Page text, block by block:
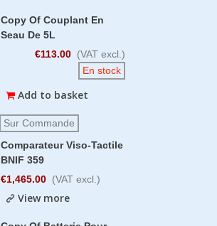
Copy Of Couplant En
Seau De 5L
€113.00 (VAT excl.)
En stock
Add to basket
Sur Commande
Comparateur Viso-Tactile
BNIF 359
€1,465.00 (VAT excl.)
View more